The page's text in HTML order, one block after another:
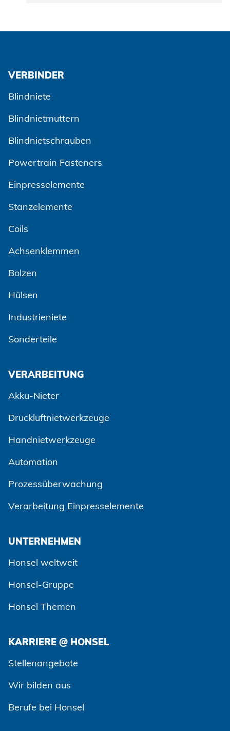
VERBINDER
Blindniete
Blindnietmuttern
Blindnietschrauben
Powertrain Fasteners
Einpresselemente
Stanzelemente
Coils
Achsenklemmen
Bolzen
Hülsen
Industrieniete
Sonderteile
VERARBEITUNG
Akku-Nieter
Druckluftnietwerkzeuge
Handnietwerkzeuge
Automation
Prozessüberwachung
Verarbeitung Einpresselemente
UNTERNEHMEN
Honsel weltweit
Honsel-Gruppe
Honsel Themen
KARRIERE @ HONSEL
Stellenangebote
Wir bilden aus
Berufe bei Honsel